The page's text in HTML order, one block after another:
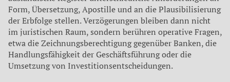
Form, Übersetzung, Apostille und an die Plausibilisierung
der Erbfolge stellen. Verzögerungen bleiben dann nicht
im juristischen Raum, sondern berühren operative Fragen,
etwa die Zeichnungsberechtigung gegenüber Banken, die
Handlungsfähigkeit der Geschäftsführung oder die
Umsetzung von Investitionsentscheidungen.